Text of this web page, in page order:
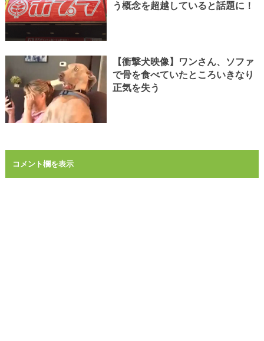
う概念を超越していると話題に！
【衝撃犬映像】ワンさん、ソファ
で骨を食べていたところいきなり
正気を失う
コメント欄を表示